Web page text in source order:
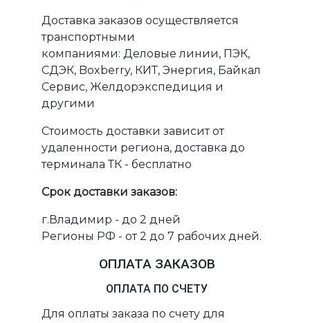
Доставка заказов осуществляется
транспортными
компаниями: Деловые линии, ПЭК,
СДЭК, Boxberry, КИТ, Энергия, Байкал
Сервис, Желдорэкспедиция и
другими
Стоимость доставки зависит от
удаленности региона, доставка до
терминала ТК - бесплатно
Срок доставки заказов:
г.Владимир - до 2 дней
Регионы РФ - от 2 до 7 рабочих дней.
ОПЛАТА ЗАКАЗОВ
ОПЛАТА ПО СЧЕТУ
Для оплаты заказа по счету для